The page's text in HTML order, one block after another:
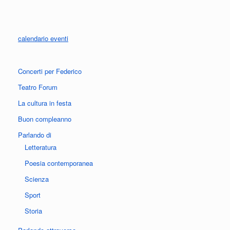
calendario eventi
Concerti per Federico
Teatro Forum
La cultura in festa
Buon compleanno
Parlando di
Letteratura
Poesia contemporanea
Scienza
Sport
Storia